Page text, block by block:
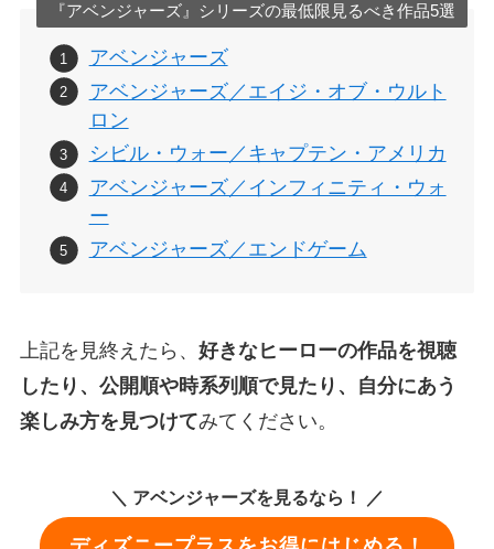
『アベンジャーズ』シリーズの最低限見るべき作品5選
アベンジャーズ
アベンジャーズ／エイジ・オブ・ウルト
ロン
シビル・ウォー／キャプテン・アメリカ
アベンジャーズ／インフィニティ・ウォ
ー
アベンジャーズ／エンドゲーム
上記を見終えたら、 好きなヒーローの作品を視聴
したり、公開順や時系列順で見たり、自分にあう
楽しみ方を見つけてみてください。
＼ アベンジャーズを見るなら！ ／